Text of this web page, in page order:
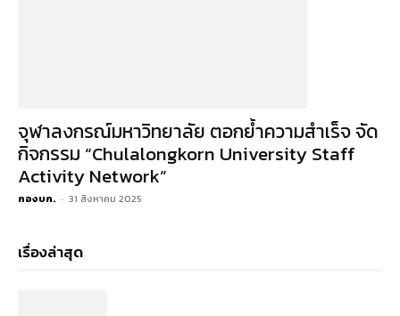
จุฬาลงกรณ์มหาวิทยาลัย ตอกย้ำความสำเร็จ จัด
กิจกรรม “Chulalongkorn University Staff
Activity Network”
กองบก. - 31 สิงหาคม 2025
เรื่องล่าสุด